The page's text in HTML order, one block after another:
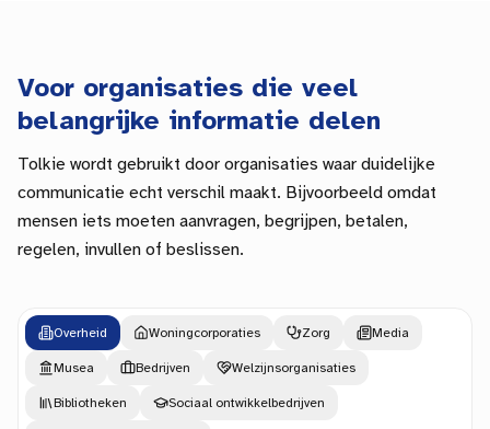
Voor organisaties die veel
belangrijke informatie delen
Tolkie wordt gebruikt door organisaties waar duidelijke
communicatie echt verschil maakt. Bijvoorbeeld omdat
mensen iets moeten aanvragen, begrijpen, betalen,
regelen, invullen of beslissen.
Overheid Woningcorporaties Zorg Media
Musea Bedrijven Welzijnsorganisaties
Bibliotheken Sociaal ontwikkelbedrijven